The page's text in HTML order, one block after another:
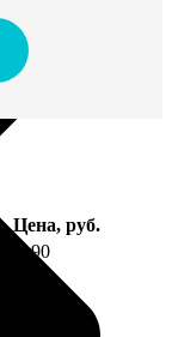
Цена, руб.
1190